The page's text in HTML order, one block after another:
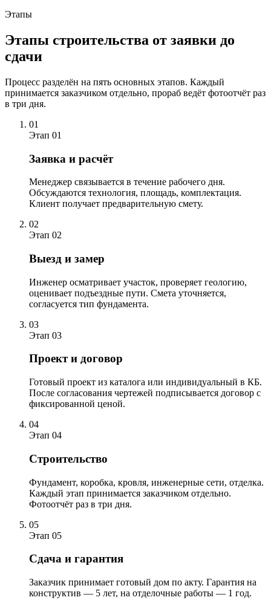
Этапы
Этапы строительства от заявки до
сдачи
Процесс разделён на пять основных этапов. Каждый
принимается заказчиком отдельно, прораб ведёт фотоотчёт раз
в три дня.
01
Этап 01
Заявка и расчёт
Менеджер связывается в течение рабочего дня.
Обсуждаются технология, площадь, комплектация.
Клиент получает предварительную смету.
02
Этап 02
Выезд и замер
Инженер осматривает участок, проверяет геологию,
оценивает подъездные пути. Смета уточняется,
согласуется тип фундамента.
03
Этап 03
Проект и договор
Готовый проект из каталога или индивидуальный в КБ.
После согласования чертежей подписывается договор с
фиксированной ценой.
04
Этап 04
Строительство
Фундамент, коробка, кровля, инженерные сети, отделка.
Каждый этап принимается заказчиком отдельно.
Фотоотчёт раз в три дня.
05
Этап 05
Сдача и гарантия
Заказчик принимает готовый дом по акту. Гарантия на
конструктив — 5 лет, на отделочные работы — 1 год.